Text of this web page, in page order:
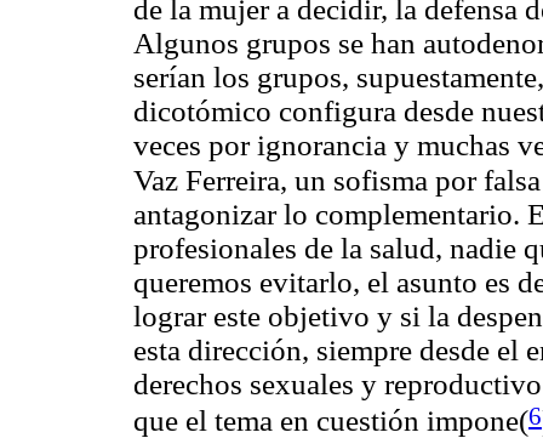
de la mujer a decidir, la defensa
Algunos grupos se han
serían los grupos,
dicotómico configura desde
veces por ignorancia y muchas
Vaz Ferreira, un sofisma por
antagonizar lo complementario.
profesionales de la salud, nadie
queremos evitarlo, el asunto es
lograr este objetivo y si la
esta dirección, siempre desde el
derechos sexuales y
que el tema en cuestión impone(6